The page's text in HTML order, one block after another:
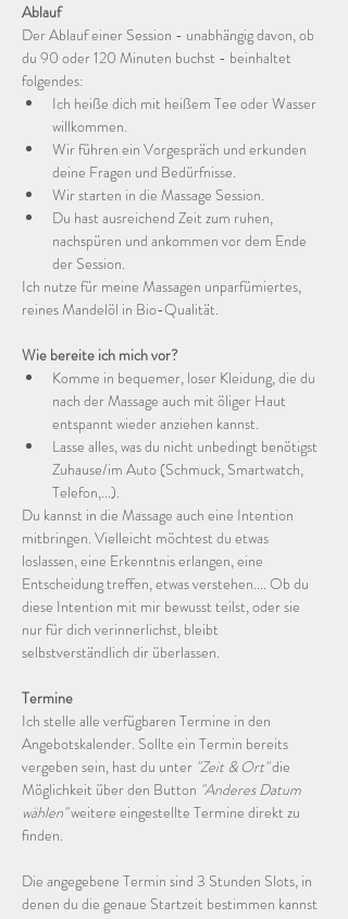
Ablauf
Der Ablauf einer Session - unabhängig davon, ob
du 90 oder 120 Minuten buchst - beinhaltet
folgendes:
Ich heiße dich mit heißem Tee oder Wasser
willkommen.
Wir führen ein Vorgespräch und erkunden
deine Fragen und Bedürfnisse.
Wir starten in die Massage Session.
Du hast ausreichend Zeit zum ruhen,
nachspüren und ankommen vor dem Ende
der Session.
Ich nutze für meine Massagen unparfümiertes,
reines Mandelöl in Bio-Qualität.
Wie bereite ich mich vor?
Komme in bequemer, loser Kleidung, die du
nach der Massage auch mit öliger Haut
entspannt wieder anziehen kannst.
Lasse alles, was du nicht unbedingt benötigst
Zuhause/im Auto (Schmuck, Smartwatch,
Telefon,...).
Du kannst in die Massage auch eine Intention
mitbringen. Vielleicht möchtest du etwas
loslassen, eine Erkenntnis erlangen, eine
Entscheidung treffen, etwas verstehen.... Ob du
diese Intention mit mir bewusst teilst, oder sie
nur für dich verinnerlichst, bleibt
selbstverständlich dir überlassen.
Termine
Ich stelle alle verfügbaren Termine in den
Angebotskalender. Sollte ein Termin bereits
vergeben sein, hast du unter "Zeit & Ort" die
Möglichkeit über den Button "Anderes Datum
wählen" weitere eingestellte Termine direkt zu
finden.
Die angegebene Termin sind 3 Stunden Slots, in
denen du die genaue Startzeit bestimmen kannst